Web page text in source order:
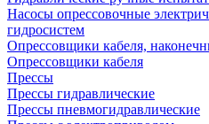
Насосы опрессовочные
гидросистем
Опрессовщики кабеля,
Опрессовщики кабеля
Прессы
Прессы гидравлические
Прессы пневмогидравлические